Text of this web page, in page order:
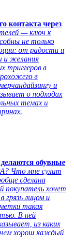
контакта через
— ключ к
не только
от радости и
и желания
триггеров в
в
и
о подходах
темах и
обувные
Что мне сулит
сделана
покупатель хочет
грязь лицом и
такая
В ней
из каких
хорош каждый